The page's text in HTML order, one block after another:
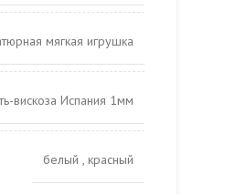
мягкая игрушка
вискоза Испания 1мм
белый , красный